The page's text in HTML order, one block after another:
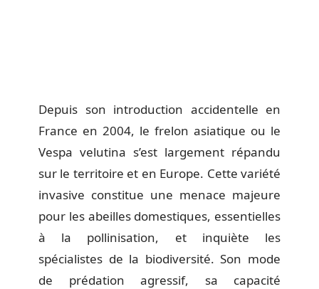
Depuis son introduction accidentelle en
France en 2004, le frelon asiatique ou le
Vespa velutina s’est largement répandu
sur le territoire et en Europe. Cette variété
invasive constitue une menace majeure
pour les abeilles domestiques, essentielles
à la pollinisation, et inquiète les
spécialistes de la biodiversité. Son mode
de prédation agressif, sa capacité